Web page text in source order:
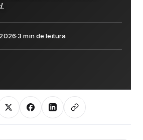
·3 min de leitura